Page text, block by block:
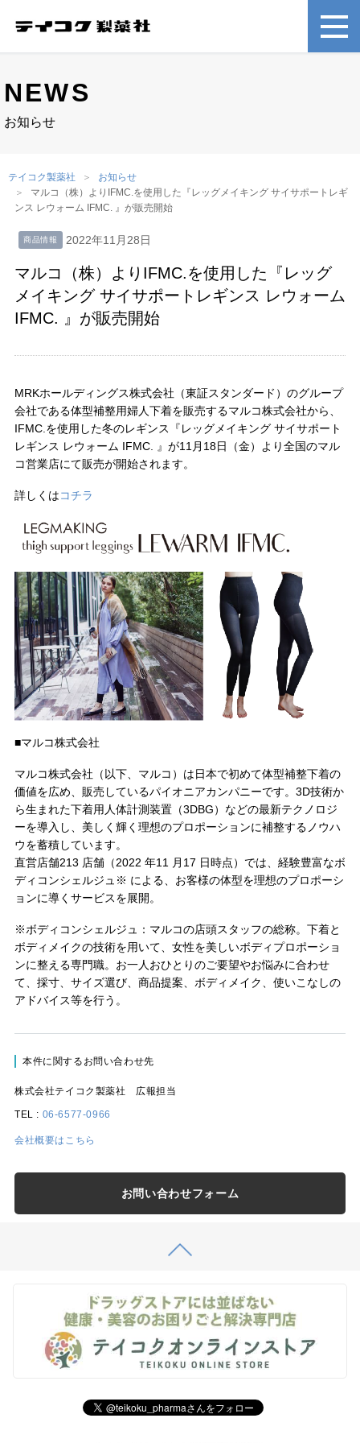
NEWS
お知らせ
テイコク製薬社
お知らせ
マルコ（株）よりIFMC.を使用した『レッグメイキング サイサポートレギ
ンス レウォーム IFMC. 』が販売開始
商品情報 2022年11月28日
マルコ（株）よりIFMC.を使用した『レッグ
メイキング サイサポートレギンス レウォーム
IFMC. 』が販売開始
MRKホールディングス株式会社（東証スタンダード）のグループ
会社である体型補整用婦人下着を販売するマルコ株式会社から、
IFMC.を使用した冬のレギンス『レッグメイキング サイサポート
レギンス レウォーム IFMC. 』が11月18日（金）より全国のマル
コ営業店にて販売が開始されます。
詳しくはコチラ
■マルコ株式会社
マルコ株式会社（以下、マルコ）は日本で初めて体型補整下着の
価値を広め、販売しているパイオニアカンパニーです。3D技術か
ら生まれた下着用人体計測装置（3DBG）などの最新テクノロジ
ーを導入し、美しく輝く理想のプロポーションに補整するノウハ
ウを蓄積しています。
直営店舗213 店舗（2022 年11 月17 日時点）では、経験豊富なボ
ディコンシェルジュ※ による、お客様の体型を理想のプロポーシ
ョンに導くサービスを展開。
※ボディコンシェルジュ：マルコの店頭スタッフの総称。下着と
ボディメイクの技術を用いて、女性を美しいボディプロポーショ
ンに整える専門職。お一人おひとりのご要望やお悩みに合わせ
て、採寸、サイズ選び、商品提案、ボディメイク、使いこなしの
アドバイス等を行う。
本件に関するお問い合わせ先
株式会社テイコク製薬社 広報担当
TEL : 06-6577-0966
会社概要はこちら
お問い合わせフォーム